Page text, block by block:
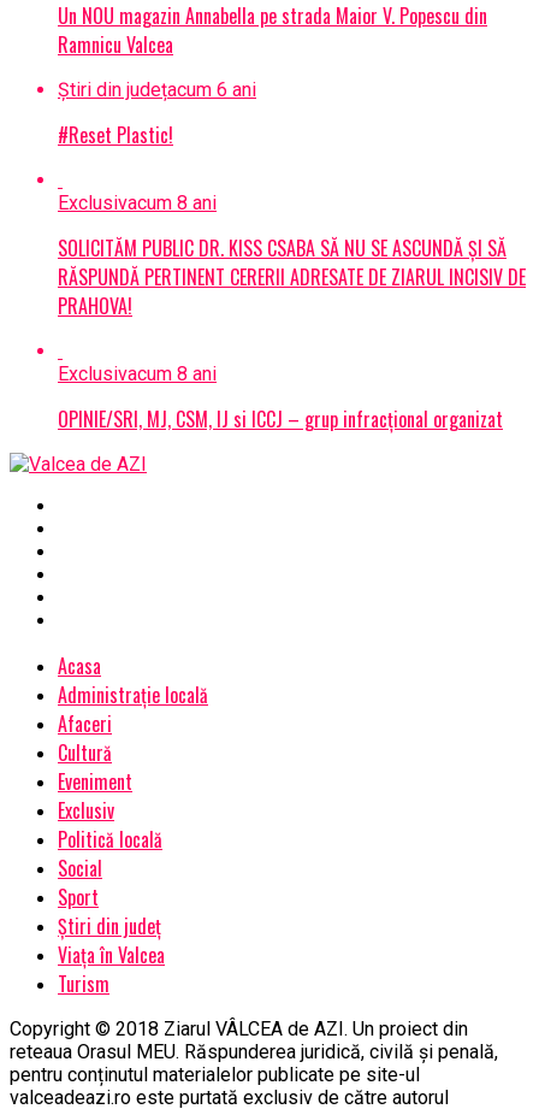
Un NOU magazin Annabella pe strada Maior V. Popescu din
Ramnicu Valcea
Știri din județacum 6 ani
#Reset Plastic!
Exclusivacum 8 ani
SOLICITĂM PUBLIC DR. KISS CSABA SĂ NU SE ASCUNDĂ ȘI SĂ
RĂSPUNDĂ PERTINENT CERERII ADRESATE DE ZIARUL INCISIV DE
PRAHOVA!
Exclusivacum 8 ani
OPINIE/SRI, MJ, CSM, IJ si ICCJ – grup infracțional organizat
Acasa
Administrație locală
Afaceri
Cultură
Eveniment
Exclusiv
Politică locală
Social
Sport
Știri din județ
Viața în Valcea
Turism
Copyright © 2018 Ziarul VÂLCEA de AZI. Un proiect din
reteaua Orasul MEU. Răspunderea juridică, civilă și penală,
pentru conținutul materialelor publicate pe site-ul
valceadeazi.ro este purtată exclusiv de către autorul